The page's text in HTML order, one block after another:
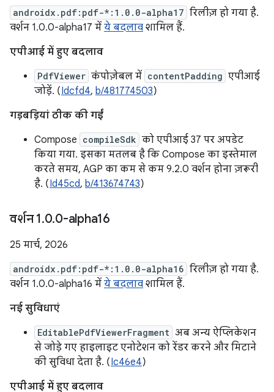
androidx.pdf:pdf-*:1.0.0-alpha17 रिलीज़ हो गया है.
वर्शन 1.0.0-alpha17 में ये बदलाव शामिल हैं.
एपीआई में हुए बदलाव
PdfViewer कंपोज़ेबल में contentPadding एपीआई
जोड़ें. (Idcfd4, b/481774503)
गड़बड़ियां ठीक की गईं
Compose compileSdk को एपीआई 37 पर अपडेट
किया गया. इसका मतलब है कि Compose का इस्तेमाल
करते समय, AGP का कम से कम 9.2.0 वर्शन होना ज़रूरी
है. (Id45cd, b/413674743)
वर्शन 1.0.0-alpha16
25 मार्च, 2026
androidx.pdf:pdf-*:1.0.0-alpha16 रिलीज़ हो गया है.
वर्शन 1.0.0-alpha16 में ये बदलाव शामिल हैं.
नई सुविधाएं
EditablePdfViewerFragment अब अन्य ऐप्लिकेशन
से जोड़े गए हाइलाइट एनोटेशन को रेंडर करने और मिटाने
की सुविधा देता है. (Ic46e4)
एपीआई में हुए बदलाव